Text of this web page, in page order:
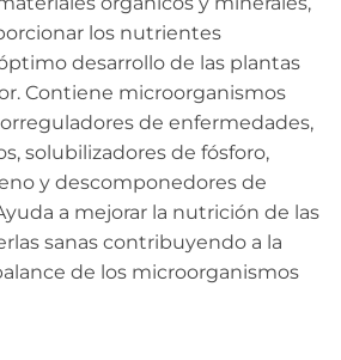
los nutrientes
desarrollo de las plantas
Contiene microorganismos
de enfermedades,
solubilizadores de fósforo,
y descomponedores de
a mejorar la nutrición de las
sanas contribuyendo a la
de los microorganismos